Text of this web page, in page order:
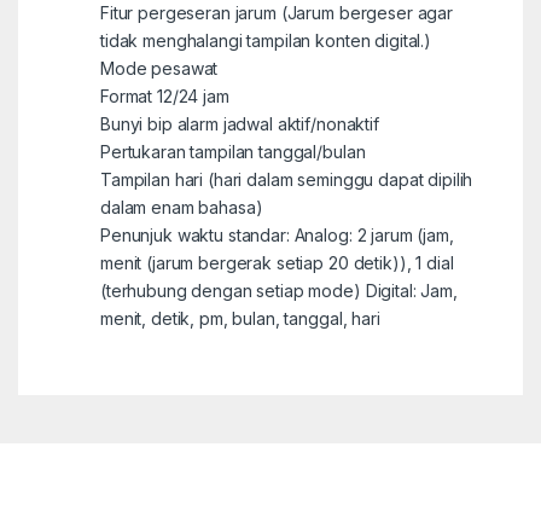
Fitur pergeseran jarum (Jarum bergeser agar
tidak menghalangi tampilan konten digital.)
Mode pesawat
Format 12/24 jam
Bunyi bip alarm jadwal aktif/nonaktif
Pertukaran tampilan tanggal/bulan
Tampilan hari (hari dalam seminggu dapat dipilih
dalam enam bahasa)
Penunjuk waktu standar: Analog: 2 jarum (jam,
menit (jarum bergerak setiap 20 detik)), 1 dial
(terhubung dengan setiap mode) Digital: Jam,
menit, detik, pm, bulan, tanggal, hari